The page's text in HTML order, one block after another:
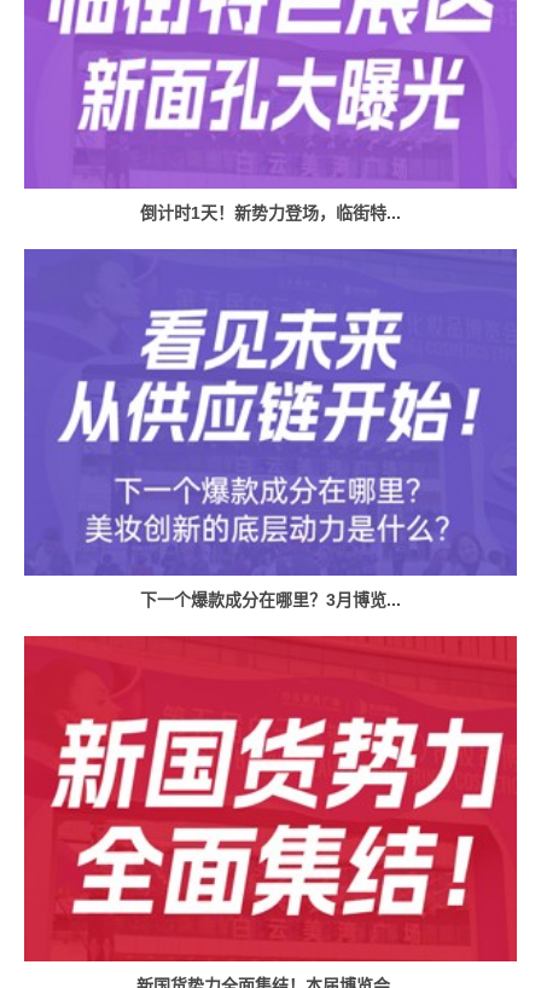
倒计时1天！新势力登场，临街特...
下一个爆款成分在哪里？3月博览...